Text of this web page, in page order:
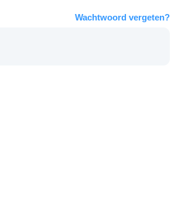
Wachtwoord vergeten?